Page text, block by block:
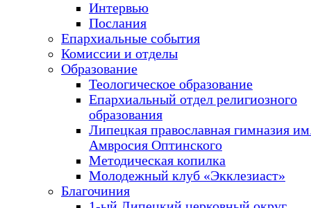
Интервью
Послания
Епархиальные события
Комиссии и отделы
Образование
Теологическое образование
Епархиальный отдел религиозного
образования
Липецкая православная гимназия
Амвросия Оптинского
Методическая копилка
Молодежный клуб «Экклезиаст»
Благочиния